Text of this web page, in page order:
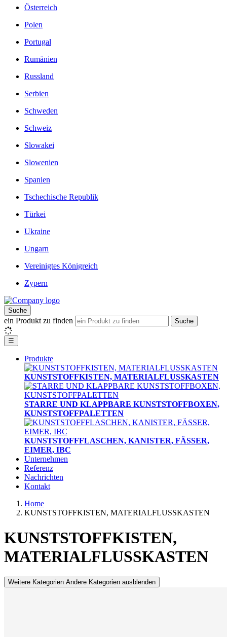
Österreich
Polen
Portugal
Rumänien
Russland
Serbien
Schweden
Schweiz
Slowakei
Slowenien
Spanien
Tschechische Republik
Türkei
Ukraine
Ungarn
Vereinigtes Königreich
Zypern
Suche
ein Produkt zu finden Suche
☰
Produkte
KUNSTSTOFFKISTEN, MATERIALFLUSSKASTEN
STARRE UND KLAPPBARE KUNSTSTOFFBOXEN,
KUNSTSTOFFPALETTEN
KUNSTSTOFFFLASCHEN, KANISTER, FÄSSER,
EIMER, IBC
Unternehmen
Referenz
Nachrichten
Kontakt
Home
KUNSTSTOFFKISTEN, MATERIALFLUSSKASTEN
KUNSTSTOFFKISTEN,
MATERIALFLUSSKASTEN
Weitere Kategorien Andere Kategorien ausblenden